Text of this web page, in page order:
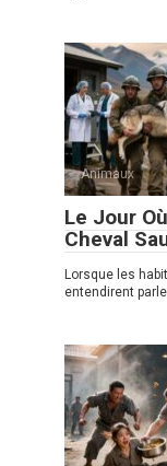
Animaux
Le Jour
Cheval
Lorsque les
entendirent